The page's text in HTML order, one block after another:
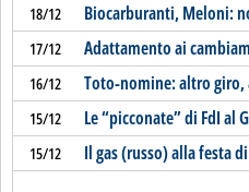
18/12 Biocarburanti, Meloni:
17/12 Adattamento ai
16/12 Toto-nomine: altro giro,
15/12 Le “picconate” di FdI al
15/12 Il gas (russo) alla festa